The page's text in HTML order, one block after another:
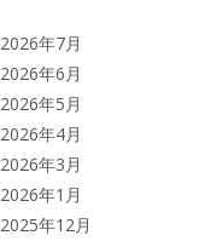
2026年7月
2026年6月
2026年5月
2026年4月
2026年3月
2026年1月
2025年12月